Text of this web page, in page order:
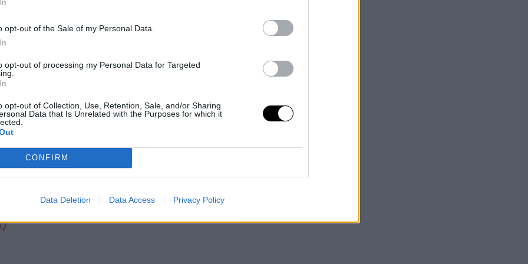
opt-out of the Sale of my Personal Data.
opt-out of processing my Personal Data for Targeted
opt-out of Collection, Use, Retention, Sale, and/or Sharing
Data that Is Unrelated with the Purposes for which it
CONFIRM
Data Deletion Data Access Privacy Policy
úgy, ahogyan azt eltervezte. Marlon Vera
visszavonul, ugyanis egy fejrúgásos KO-val
bár, de megnyerte az első két menetet, az
szép ütéssel Marlont, de az ecuadori villámgyorsan
kapcsolt, ami már sok volt Pickettnek. A
mért Brad fejére, akit a bíró mentett meg a